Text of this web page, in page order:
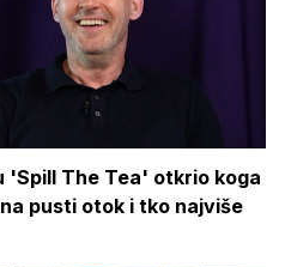
'Spill The Tea' otkrio koga
pusti otok i tko najviše